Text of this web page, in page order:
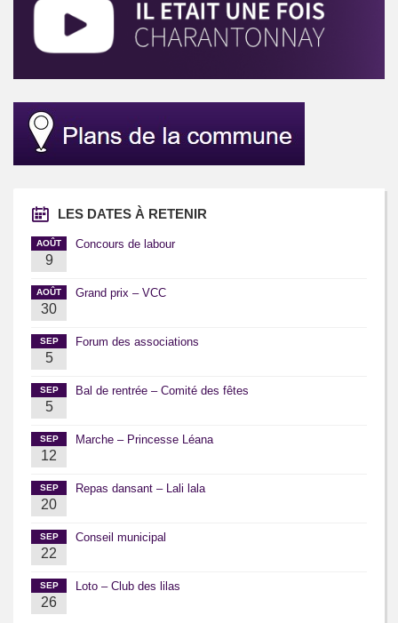
LES DATES À RETENIR
AOÛT
9
Concours de labour
AOÛT
30
Grand prix – VCC
SEP
5
Forum des associations
SEP
5
Bal de rentrée – Comité des fêtes
SEP
12
Marche – Princesse Léana
SEP
20
Repas dansant – Lali lala
SEP
22
Conseil municipal
SEP
26
Loto – Club des lilas